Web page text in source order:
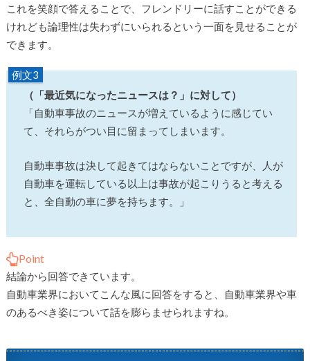
これを笑顔で答えることで、フレンドリーに話すことができる
けれども論理性は失わずにいられるという一面を見せることが
できます。
例文3
（「最近気になったニュースは？」に対して）
「自動車事故のニュースが増えているように感じてい
て、それらがつい目に留まってしまいます。
自動車事故は決して起きてはならないことですが、人が
自動車を運転している以上は事故が起こりうると考える
と、全自動の車に夢を持ちます。」
Point
結論から回答できています。
自動車業界においてこんな風に回答をすると、自動車業界や車
のあるべき姿について話を膨らませられますね。